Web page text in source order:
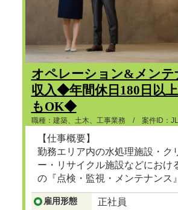
オペレーション&メン
収入◆年間休日180日以
もOK◆
職種：建築、土木、工事業務 / 案件ID：
【仕事概要】
勤務エリア内の水処理施設・ク
ー・リサイクル施設などにおけ
の『点検・監視・メンテナンス
頂きます。
雇用形態 正社員